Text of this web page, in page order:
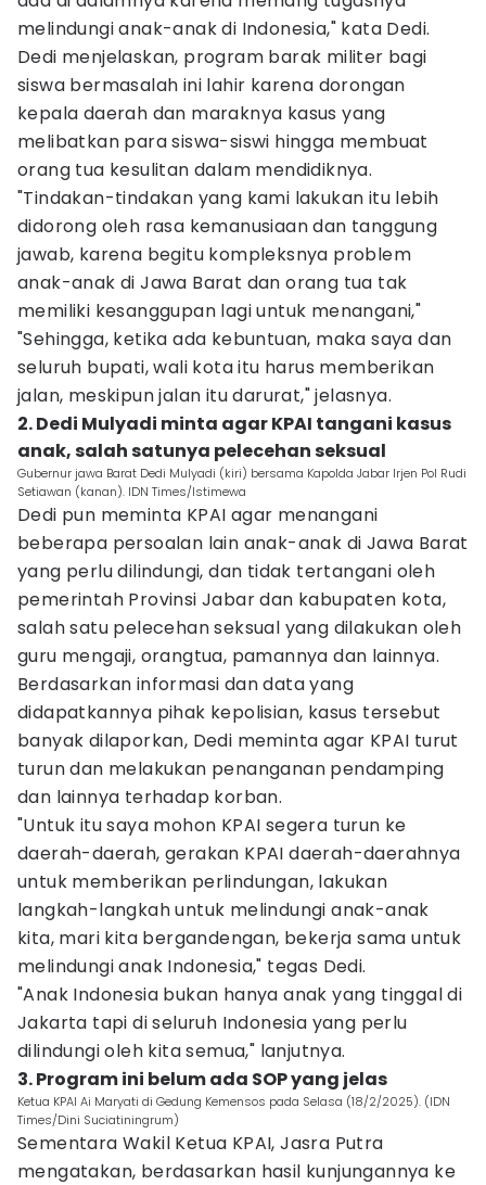
melindungi anak-anak di Indonesia," kata Dedi.
Dedi menjelaskan, program barak militer bagi
siswa bermasalah ini lahir karena dorongan
kepala daerah dan maraknya kasus yang
melibatkan para siswa-siswi hingga membuat
orang tua kesulitan dalam mendidiknya.
"Tindakan-tindakan yang kami lakukan itu lebih
didorong oleh rasa kemanusiaan dan tanggung
jawab, karena begitu kompleksnya problem
anak-anak di Jawa Barat dan orang tua tak
memiliki kesanggupan lagi untuk menangani,"
"Sehingga, ketika ada kebuntuan, maka saya dan
seluruh bupati, wali kota itu harus memberikan
jalan, meskipun jalan itu darurat," jelasnya.
2. Dedi Mulyadi minta agar KPAI tangani kasus
anak, salah satunya pelecehan seksual
Gubernur jawa Barat Dedi Mulyadi (kiri) bersama Kapolda Jabar Irjen Pol Rudi
Setiawan (kanan). IDN Times/Istimewa
Dedi pun meminta KPAI agar menangani
beberapa persoalan lain anak-anak di Jawa Barat
yang perlu dilindungi, dan tidak tertangani oleh
pemerintah Provinsi Jabar dan kabupaten kota,
salah satu pelecehan seksual yang dilakukan oleh
guru mengaji, orangtua, pamannya dan lainnya.
Berdasarkan informasi dan data yang
didapatkannya pihak kepolisian, kasus tersebut
banyak dilaporkan, Dedi meminta agar KPAI turut
turun dan melakukan penanganan pendamping
dan lainnya terhadap korban.
"Untuk itu saya mohon KPAI segera turun ke
daerah-daerah, gerakan KPAI daerah-daerahnya
untuk memberikan perlindungan, lakukan
langkah-langkah untuk melindungi anak-anak
kita, mari kita bergandengan, bekerja sama untuk
melindungi anak Indonesia," tegas Dedi.
"Anak Indonesia bukan hanya anak yang tinggal di
Jakarta tapi di seluruh Indonesia yang perlu
dilindungi oleh kita semua," lanjutnya.
3. Program ini belum ada SOP yang jelas
Ketua KPAI Ai Maryati di Gedung Kemensos pada Selasa (18/2/2025). (IDN
Times/Dini Suciatiningrum)
Sementara Wakil Ketua KPAI, Jasra Putra
mengatakan, berdasarkan hasil kunjungannya ke